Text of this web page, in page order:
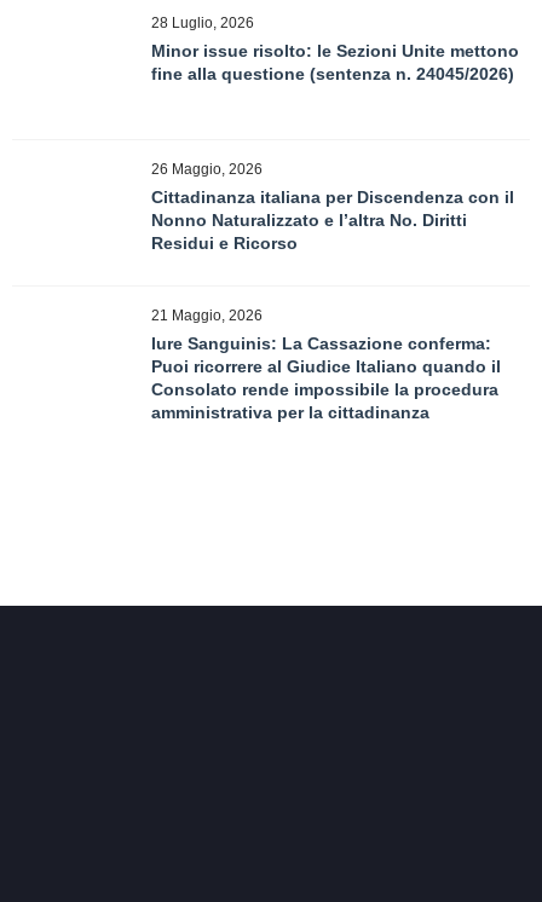
28 Luglio, 2026
Minor issue risolto: le Sezioni Unite mettono
fine alla questione (sentenza n. 24045/2026)
26 Maggio, 2026
Cittadinanza italiana per Discendenza con il
Nonno Naturalizzato e l’altra No. Diritti
Residui e Ricorso
21 Maggio, 2026
Iure Sanguinis: La Cassazione conferma:
Puoi ricorrere al Giudice Italiano quando il
Consolato rende impossibile la procedura
amministrativa per la cittadinanza